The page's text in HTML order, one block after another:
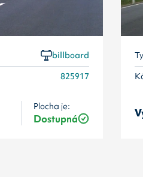
billboard
825917
Plocha je:
Dostupná